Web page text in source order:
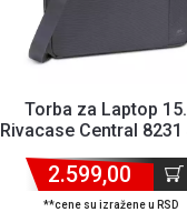
Torba za Laptop
Rivacase Central 8231
2.599,00
**cene su izražene u RSD